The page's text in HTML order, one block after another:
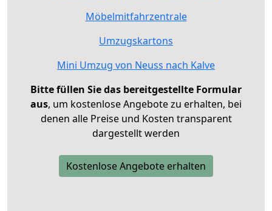
Möbelmitfahrzentrale
Umzugskartons
Mini Umzug von Neuss nach Kalve
Bitte füllen Sie das bereitgestellte Formular
aus, um kostenlose Angebote zu erhalten, bei
denen alle Preise und Kosten transparent
dargestellt werden
Kostenlose Angebote erhalten